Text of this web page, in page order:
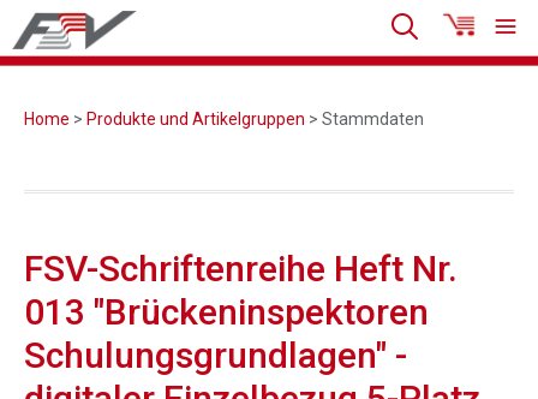
Home > Produkte und Artikelgruppen > Stammdaten
FSV-Schriftenreihe Heft Nr.
013 "Brückeninspektoren
Schulungsgrundlagen" -